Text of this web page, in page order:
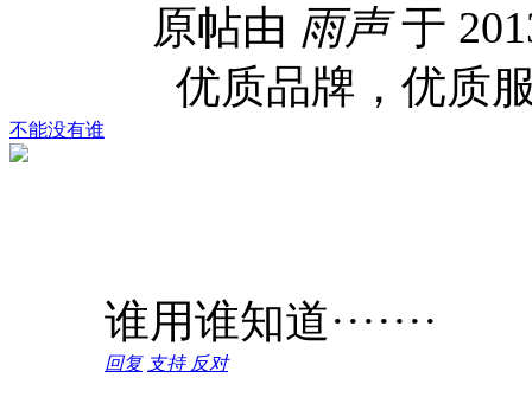
不能没有谁
原帖由 雨声于
优质品牌，优质
谁用谁知道·······
回复 支持 反对